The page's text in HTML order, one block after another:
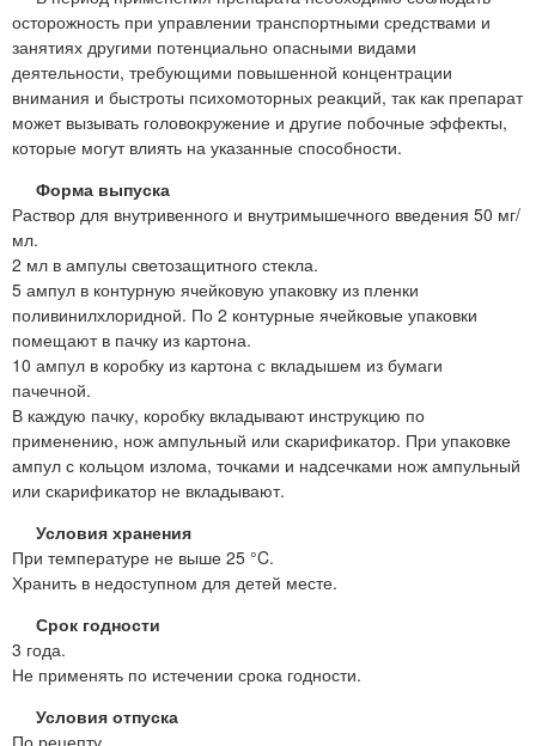
осторожность при управлении транспортными средствами и
занятиях другими потенциально опасными видами
деятельности, требующими повышенной концентрации
внимания и быстроты психомоторных реакций, так как препарат
может вызывать головокружение и другие побочные эффекты,
которые могут влиять на указанные способности.
Форма выпуска
Раствор для внутривенного и внутримышечного введения 50 мг/
мл.
2 мл в ампулы светозащитного стекла.
5 ампул в контурную ячейковую упаковку из пленки
поливинилхлоридной. По 2 контурные ячейковые упаковки
помещают в пачку из картона.
10 ампул в коробку из картона с вкладышем из бумаги
пачечной.
В каждую пачку, коробку вкладывают инструкцию по
применению, нож ампульный или скарификатор. При упаковке
ампул с кольцом излома, точками и надсечками нож ампульный
или скарификатор не вкладывают.
Условия хранения
При температуре не выше 25 °C.
Хранить в недоступном для детей месте.
Срок годности
3 года.
Не применять по истечении срока годности.
Условия отпуска